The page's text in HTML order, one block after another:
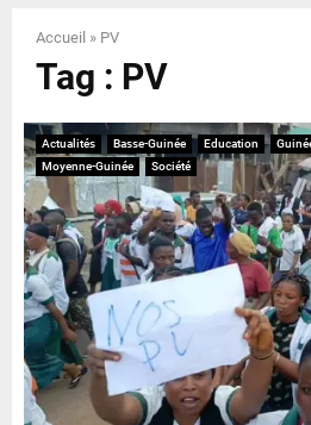
N
U
Accueil » PV
Tag : PV
Actualités Basse-Guinée Education
Moyenne-Guinée
Société